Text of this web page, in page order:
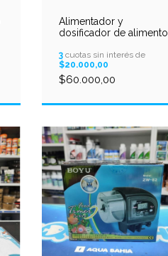
Alimentador y
dosificador de alimento
3cuotas sin interés de
$20.000,00
$60.000,00